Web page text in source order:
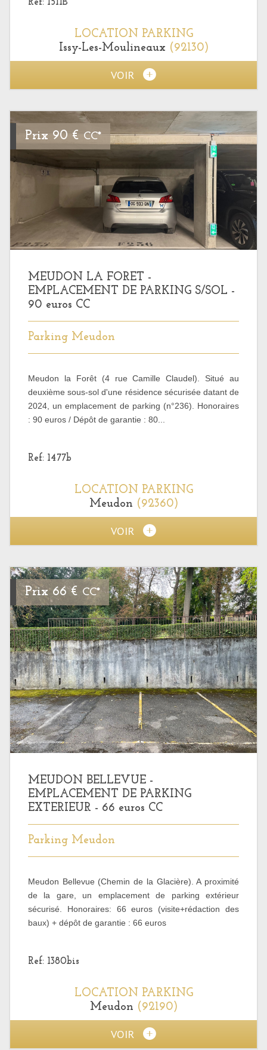
Ref: 1511B
LOCATION PARKING
Issy-Les-Moulineaux (92130)
VOIR
Prix 90 € CC*
MEUDON LA FORET -
EMPLACEMENT DE PARKING S/SOL -
90 euros CC
Parking Meudon
Meudon la Forêt (4 rue Camille Claudel). Situé au
deuxième sous-sol d'une résidence sécurisée datant de
2024, un emplacement de parking (n°236). Honoraires
: 90 euros / Dépôt de garantie : 80...
Ref: 1477b
LOCATION PARKING
Meudon (92360)
VOIR
Prix66 € CC*
MEUDON BELLEVUE -
EMPLACEMENT DE PARKING
EXTERIEUR - 66 euros CC
Parking Meudon
Meudon Bellevue (Chemin de la Glacière). A proximité
de la gare, un emplacement de parking extérieur
sécurisé. Honoraires: 66 euros (visite+rédaction des
baux) + dépôt de garantie : 66 euros
Ref: 1380bis
LOCATION PARKING
Meudon (92190)
VOIR